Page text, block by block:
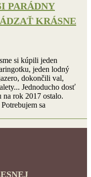
PARÁDNY
KRÁSNE
si kúpili jeden
jeden lodný
dokončili val,
Jednoducho dosť
rok 2017 ostalo.
sa